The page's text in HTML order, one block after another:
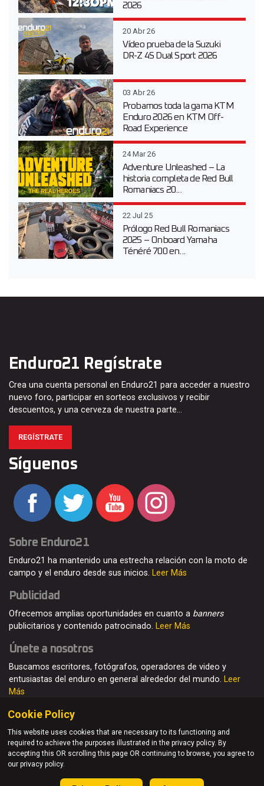
2026
20 Abr 26
Vídeo prueba de la Suzuki
DR-Z 4S Dual Sport 2026
03 Abr 26
Probamos toda la gama KTM
Enduro 2026 en KTM Off-
Road Experience
24 Mar 26
Adventure Unleashed – La
historia completa de Red Bull
Romaniacs 20...
22 Jul 25
Prólogo Red Bull Romaniacs
2025 – Onboard Yamaha
Ténéré 700 en...
Enduro21 Regístrate
Crea una cuenta personal en Enduro21 para acceder a nuestro
nuevo foro, participar en sorteos exclusivos y recibir
descuentos, y una cerveza de nuestra parte…
REGÍSTRATE
Síguenos
Sobre Enduro21
Enduro21 ha mantenido una estrecha relación con la moto de
campo y el enduro desde sus inicios. Leer Más
Publicidad
Ofrecemos amplias oportunidades en cuanto a banners
publicitarios y contenido patrocinado. Leer Más
Únete a nosotros
Buscamos escritores, fotógrafos, operadores de video y
entusiastas del enduro en general alrededor del mundo. Leer
Más
© Enduro21 / Future7Media Limited. Todos los derechos
reservados
Quienes somos Contacto Únete Publicidad
Cookie Policy
This website uses cookies that are necessary to its functioning and
required to achieve the purposes illustrated in the privacy policy. By
accepting this OR scrolling this page OR continuing to browse, you agree to
our privacy policy.